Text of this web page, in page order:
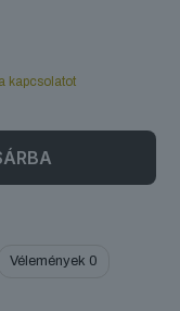
kapcsolatot
Vélemények 0